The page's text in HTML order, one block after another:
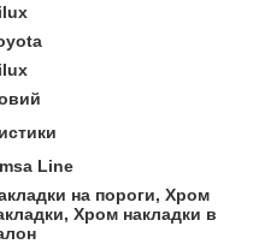
Line
на пороги, Хром
Хром накладки в